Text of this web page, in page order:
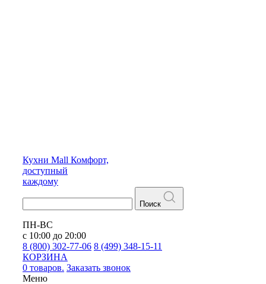
Кухни Mall Комфорт,
доступный
каждому
Поиск
ПН-ВС
с 10:00 до 20:00
8 (800) 302-77-06 8 (499) 348-15-11
КОРЗИНА
0 товаров. Заказать звонок
Меню